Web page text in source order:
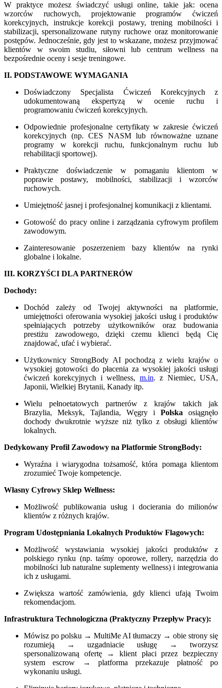
W praktyce możesz świadczyć usługi online, takie jak: ocena
wzorców ruchowych, projektowanie programów ćwiczeń
korekcyjnych, instrukcje korekcji postawy, trening mobilności i
stabilizacji, spersonalizowane rutyny ruchowe oraz monitorowanie
postępów. Jednocześnie, gdy jest to wskazane, możesz przyjmować
klientów w swoim studiu, siłowni lub centrum wellness na
bezpośrednie oceny i sesje treningowe.
II. PODSTAWOWE WYMAGANIA
Doświadczony Specjalista Ćwiczeń Korekcyjnych z
udokumentowaną ekspertyzą w ocenie ruchu i
programowaniu ćwiczeń korekcyjnych.
Odpowiednie profesjonalne certyfikaty w zakresie ćwiczeń
korekcyjnych (np. CES NASM lub równoważne uznane
programy w korekcji ruchu, funkcjonalnym ruchu lub
rehabilitacji sportowej).
Praktyczne doświadczenie w pomaganiu klientom w
poprawie postawy, mobilności, stabilizacji i wzorców
ruchowych.
Umiejętność jasnej i profesjonalnej komunikacji z klientami.
Gotowość do pracy online i zarządzania cyfrowym profilem
zawodowym.
Zainteresowanie poszerzeniem bazy klientów na rynki
globalne i lokalne.
III. KORZYŚCI DLA PARTNERÓW
Dochody:
Dochód zależy od Twojej aktywności na platformie,
umiejętności oferowania wysokiej jakości usług i produktów
spełniających potrzeby użytkowników oraz budowania
prestiżu zawodowego, dzięki czemu klienci będą Cię
znajdować, ufać i wybierać.
Użytkownicy StrongBody AI pochodzą z wielu krajów o
wysokiej gotowości do płacenia za wysokiej jakości usługi
ćwiczeń korekcyjnych i wellness, m.in. z Niemiec, USA,
Japonii, Wielkiej Brytanii, Kanady itp.
Wielu pełnoetatowych partnerów z krajów takich jak
Brazylia, Meksyk, Tajlandia, Węgry i Polska osiągnęło
dochody dwukrotnie wyższe niż tylko z obsługi klientów
lokalnych.
Dedykowany Profil Zawodowy na Platformie StrongBody:
Wyraźna i wiarygodna tożsamość, która pomaga klientom
zrozumieć Twoje kompetencje.
Własny Cyfrowy Sklep Wellness:
Możliwość publikowania usług i docierania do milionów
klientów z różnych krajów.
Program Udostępniania Lokalnych Produktów Flagowych:
Możliwość wystawiania wysokiej jakości produktów z
polskiego rynku (np. taśmy oporowe, rollery, narzędzia do
mobilności lub naturalne suplementy wellness) i integrowania
ich z usługami.
Zwiększa wartość zamówienia, gdy klienci ufają Twoim
rekomendacjom.
Infrastruktura Technologiczna (Praktyczny Przepływ Pracy):
Mówisz po polsku → MultiMe AI tłumaczy → obie strony się
rozumieją → uzgadniacie usługę → tworzysz
spersonalizowaną ofertę → klient płaci przez bezpieczny
system escrow → platforma przekazuje płatność po
wykonaniu usługi.